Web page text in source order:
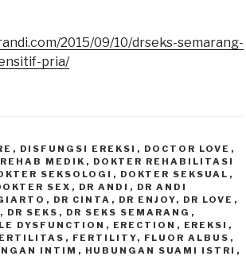
2015/09/10/drseks-semarang-
pria/
, DISFUNGSI EREKSI , DOCTOR LOVE ,
MEDIK , DOKTER REHABILITASI
SEKSOLOGI , DOKTER SEKSUAL ,
SEX , DR ANDI , DR ANDI
, DR CINTA , DR ENJOY, DR LOVE ,
, DR SEKS , DR SEKS SEMARANG ,
DYSFUNCTION , ERECTION , EREKSI ,
, FERTILITY, FLUOR ALBUS ,
INTIM , HUBUNGAN SUAMI ISTRI ,